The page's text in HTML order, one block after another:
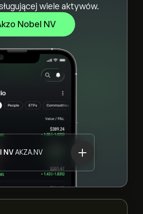
wiele aktywów.
Nobel NV
NVAKZA.NV